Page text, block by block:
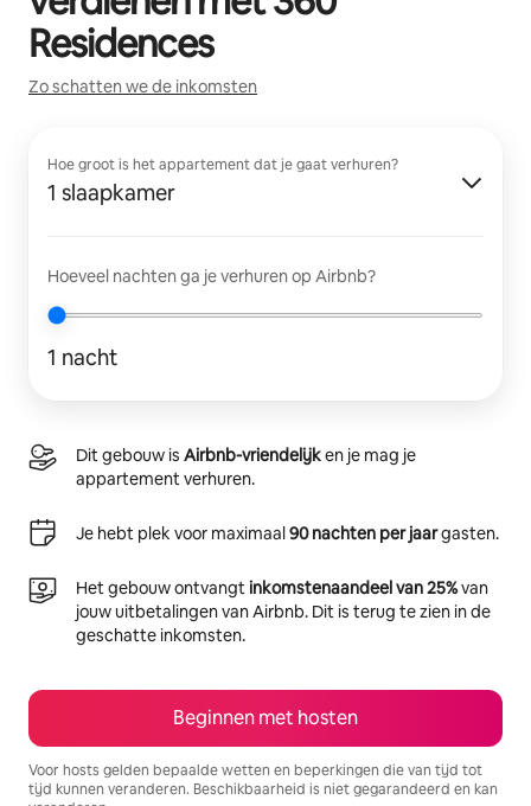
Residences
Zo schatten we de inkomsten
Hoe groot is het appartement dat je gaat verhuren?
1 slaapkamer
Hoeveel nachten ga je verhuren op Airbnb?
1 nacht
Dit gebouw is Airbnb-vriendelijken je mag je
appartement verhuren.
Je hebt plek voor maximaal90 nachten per jaargasten.
Het gebouw ontvangtinkomstenaandeel van 25%van
jouw uitbetalingen van Airbnb. Dit is terug te zien in de
geschatte inkomsten.
Beginnen met hosten
Voor hosts gelden bepaalde wetten en beperkingen die van tijd tot
tijd kunnen veranderen. Beschikbaarheid is niet gegarandeerd en kan